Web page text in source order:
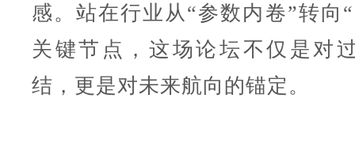
感。站在行业从“参数内卷”转向
关键节点，这场论坛不仅是对
结，更是对未来航向的锚定。